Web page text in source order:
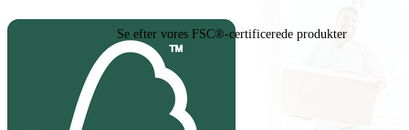
Se efter vores FSC®-certificerede produkter